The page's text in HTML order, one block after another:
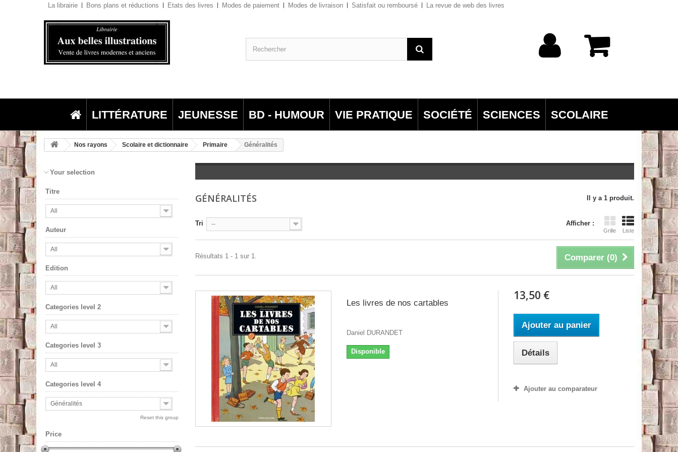
La librairie Bons plans et réductions Etats des livres Modes de paiement Modes de livraison Satisfait ou remboursé La revue de web des livres
LITTÉRATURE JEUNESSE BD - HUMOUR VIE PRATIQUE SOCIÉTÉ SCIENCES SCOLAIRE
Nos rayons Scolaire et dictionnaire Primaire Généralités
Your selection
Titre
All
Auteur
All
Edition
All
Categories level 2
All
Categories level 3
All
Categories level 4
Généralités
Reset this group
Price
GÉNÉRALITÉS Il y a 1 produit.
Afficher :
Grille Liste
Tri --
Comparer (0)
Résultats 1 - 1 sur 1.
Les livres de nos cartables
Daniel DURANDET
Disponible
13,50 €
Ajouter au panier
Détails
Ajouter au comparateur